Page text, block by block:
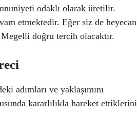
odaklı olarak üretilir.
etmektedir. Eğer siz de heyecan
doğru tercih olacaktır.
adımları ve yaklaşımını
kararlılıkla hareket ettiklerini